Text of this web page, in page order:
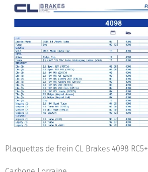
Plaquettes de frein CL Brakes 4098 RC5+